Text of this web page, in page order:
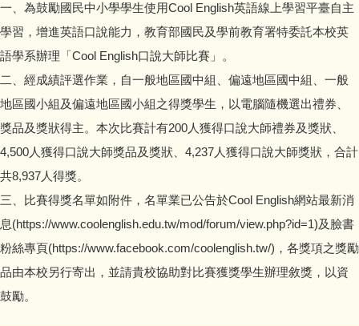
一、為鼓勵國民中小學學生使用Cool English英語線上學習平臺自主
學習，增進英語口說能力，教育部國民及學前教育署特委託本校英
語學系辦理「Cool English口說大師比賽」。
二、經成績評選作業，自一般地區國中組、偏遠地區國中組、一般
地區國小組及偏遠地區國小組之得獎學生，以電腦隨機選出禮券、
獎品及獎狀得主。本次比賽計有200人獲得口說大師禮券及獎狀、
4,500人獲得口說大師獎品及獎狀、4,237人獲得口說大師獎狀，合計
共8,937人得獎。
三、比賽得獎名單如附件，名單業已公告於Cool English網站最新消
息(https://www.coolenglish.edu.tw/mod/forum/view.php?id=1)及臉書
粉絲專頁(https://www.facebook.com/coolenglish.tw/)，各獎項之獎勵
品由本校另行寄出，並請貴校協助對比賽獲獎學生辦理敘獎，以資
鼓勵。